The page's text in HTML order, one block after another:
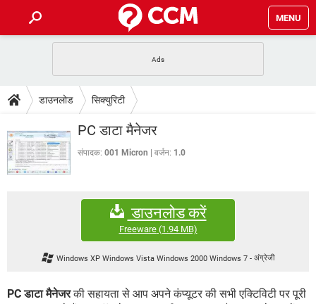
MENU
फोन पर अकाउंट बैलेंस चेक
WhatsApp Hack हो गया?
टेक-स्पेशल
2020 के फ्री एंटीवायरस
बेस्ट फ्री ऑनलाइन गेम्स
Vidmate PUBG Mobile
WhatsRemoved+
FORUM
कंप्यूटर बस
डाउनलोड सिक्युरिटी
PC डाटा मैनेजर
संपादक: 001 Micron वर्जन: 1.0
डाउनलोड करें
Freeware(1.94 MB)
Windows XP Windows Vista Windows 2000 Windows 7 - अंग्रेजी
PC डाटा मैनेजरकी सहायता से आप अपने कंप्यूटर की सभी एक्टिविटी पर पूरी